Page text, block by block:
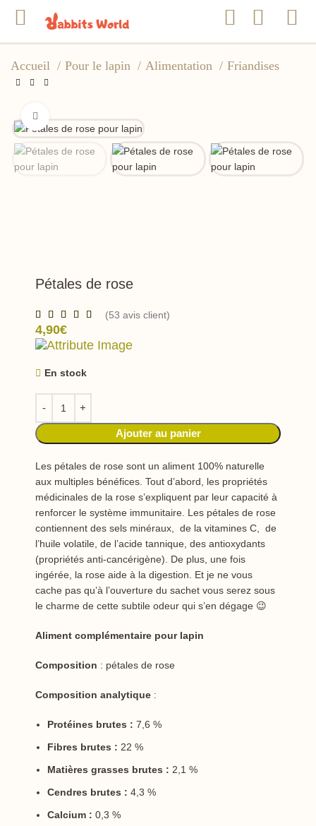
Accueil Pour le lapin Alimentation Friandises
Pétales de rose
(53 avis client)
4,90€
En stock
Ajouter au panier
Les pétales de rose sont un aliment 100% naturelle
aux multiples bénéfices. Tout d’abord, les propriétés
médicinales de la rose s’expliquent par leur capacité à
renforcer le système immunitaire. Les pétales de rose
contiennent des sels minéraux, de la vitamines C, de
l’huile volatile, de l’acide tannique, des antioxydants
(propriétés anti-cancérigène). De plus, une fois
ingérée, la rose aide à la digestion. Et je ne vous
cache pas qu’à l’ouverture du sachet vous serez sous
le charme de cette subtile odeur qui s’en dégage 😉
Aliment complémentaire pour lapin
Composition : pétales de rose
Composition analytique :
Protéines brutes : 7,6 %
Fibres brutes : 22 %
Matières grasses brutes : 2,1 %
Cendres brutes : 4,3 %
Calcium : 0,3 %